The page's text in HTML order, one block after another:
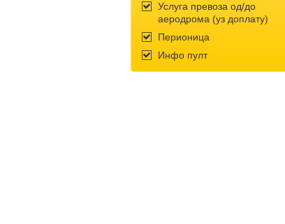
Услуга превоза од/до
аеродрома (уз доплату)
Перионица
Инфо пулт